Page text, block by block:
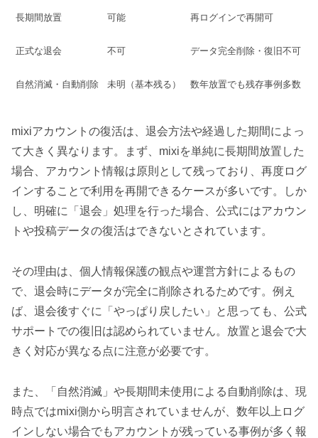
長期間放置 可能 再ログインで再開可
正式な退会 不可 データ完全削除・復旧不可
自然消滅・自動削除 未明（基本残る） 数年放置でも残存事例多数
mixiアカウントの復活は、退会方法や経過した期間によっ
て大きく異なります。まず、mixiを単純に長期間放置した
場合、アカウント情報は原則として残っており、再度ログ
インすることで利用を再開できるケースが多いです。しか
し、明確に「退会」処理を行った場合、公式にはアカウン
トや投稿データの復活はできないとされています。
その理由は、個人情報保護の観点や運営方針によるもの
で、退会時にデータが完全に削除されるためです。例え
ば、退会後すぐに「やっぱり戻したい」と思っても、公式
サポートでの復旧は認められていません。放置と退会で大
きく対応が異なる点に注意が必要です。
また、「自然消滅」や長期間未使用による自動削除は、現
時点ではmixi側から明言されていませんが、数年以上ログ
インしない場合でもアカウントが残っている事例が多く報